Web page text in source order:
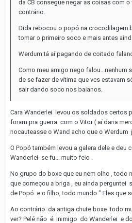
da CB consegue negar as coisas com
contrário.
Dida rebocou o popó na crocodilagem
tomar o primeiro soco e mais antes
Werdum tá aí pagando de coitado
Como meu amigo nego falou...nenhum
de se fazer de vítima que vcs estavam
sair dando soco nos baianos.
Cara Wanderlei levou os soldados certos
foram pra guerra com o Vitor ( aí daria
nocauteasse o Wand acho que o Werdum
O Popó também levou a galera dele e deu
Wanderlei se fu... muito feio .
No grupo do boxe que eu nem olho , todo
que começou a briga , eu ainda perguntei
de Popó e o filho, todo mundo " Eles que
Ao contrário da antiga chute boxe todo
ver? Pelé não é inimigo do Wanderlei e